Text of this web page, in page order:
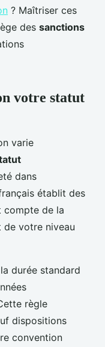
? Maîtriser ces
des sanctions
votre statut
varie
dans
établit des
compte de la
de votre niveau
durée standard
règle
dispositions
convention